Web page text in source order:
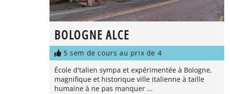
BOLOGNE ALCE
5 sem de cours au prix de 4
École d'talien sympa et expérimentée à Bologne,
magnifique et historique ville italienne à taille
humaine à ne pas manquer ...